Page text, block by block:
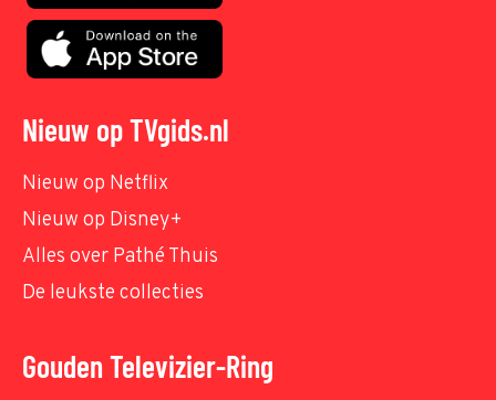
Nieuw op TVgids.nl
Nieuw op Netflix
Nieuw op Disney+
Alles over Pathé Thuis
De leukste collecties
Gouden Televizier-Ring